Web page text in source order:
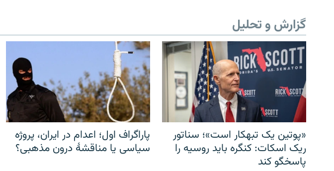
گزارش و تحلیل
«پوتین یک تبهکار است»؛ سناتور
ریک اسکات: کنگره باید روسیه را
پاسخگو کند
پاراگراف اول؛ اعدام در ایران، پروژه
سیاسی یا مناقشهٔ درون مذهبی؟